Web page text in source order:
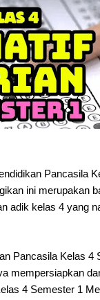
Pancasila
ini merupakan
adik kelas 4 yang
Pancasila Kelas 4
mempersiapkan
4 Semester 1